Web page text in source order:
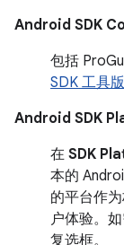
Android SDK
包括
SDK 工具
Android SDK
在 SDK
本的
的平台作
户体验。
复选框。